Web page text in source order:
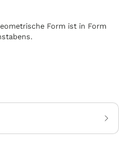
Form ist in Form